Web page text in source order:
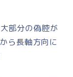
部分の偽腔が
ら長軸方向に